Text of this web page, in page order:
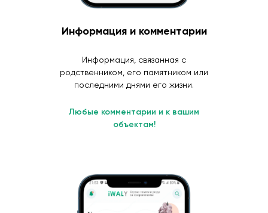
Информация и комментарии
Информация, связанная с
родственником, его памятником или
последними днями его жизни.
Любые комментарии и к вашим
объектам!